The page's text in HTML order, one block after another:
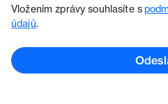
Vložením zprávy souhlasíte s
údajů.